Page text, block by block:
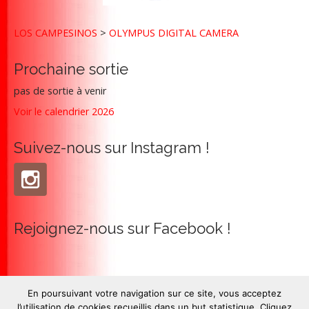
i
o
n
LOS CAMPESINOS > OLYMPUS DIGITAL CAMERA
Prochaine sortie
pas de sortie à venir
Voir le calendrier 2026
Suivez-nous sur Instagram !
Rejoignez-nous sur Facebook !
En poursuivant votre navigation sur ce site, vous acceptez